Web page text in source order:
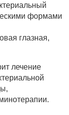
формами
глазная,
лечение